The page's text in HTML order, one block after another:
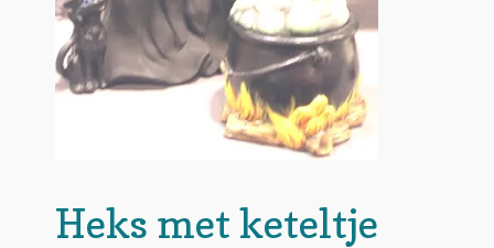
Heks met keteltje